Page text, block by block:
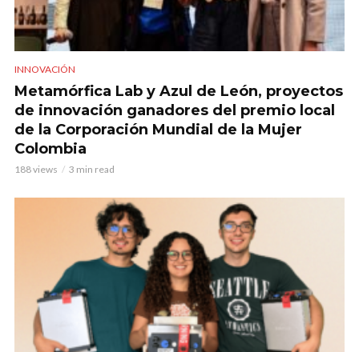
INNOVACIÓN
Metamórfica Lab y Azul de León, proyectos
de innovación ganadores del premio local
de la Corporación Mundial de la Mujer
Colombia
188 views 3 min read